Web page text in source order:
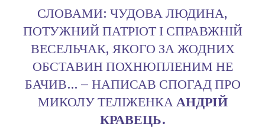
СЛОВАМИ: ЧУДОВА ЛЮДИНА,
ПОТУЖНИЙ ПАТРІОТ І СПРАВЖНІЙ
ВЕСЕЛЬЧАК, ЯКОГО ЗА ЖОДНИХ
ОБСТАВИН ПОХНЮПЛЕНИМ НЕ
БАЧИВ… – НАПИСАВ СПОГАД ПРО
МИКОЛУ ТЕЛІЖЕНКААНДРІЙ
КРАВЕЦЬ.